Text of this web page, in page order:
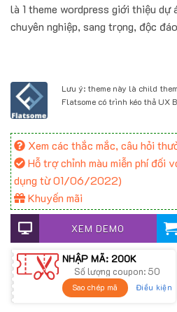
là 1 theme wordpress giới thiệu dự
chuyên nghiệp, sang trọng, độc
Lưu ý: theme này là child
Flatsome có trình kéo thả UX
Xem các thắc mắc, câu hỏi
Hỗ trợ chỉnh màu miễn phí đối
dụng từ 01/06/2022)
Khuyến mãi
XEM DEMO
NHẬP MÃ: 200K
Số lượng coupon: 50
Sao chép mã Điều kiện